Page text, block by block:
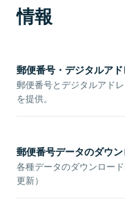
情報
郵便番号・デジタルア
郵便番号とデジタルアド
を提供。
郵便番号データのダウ
各種データのダウンロー
更新）